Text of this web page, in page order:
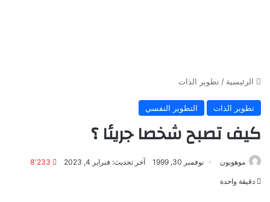
الرئيسية / تطوير الذات
تطوير الذات التطوير النفسي
كيف تصبح شخصا جريئا ؟
موهوبون نوفمبر 30, 1999 آخر تحديث: فبراير 4, 2023 8٬233
دقيقة واحدة